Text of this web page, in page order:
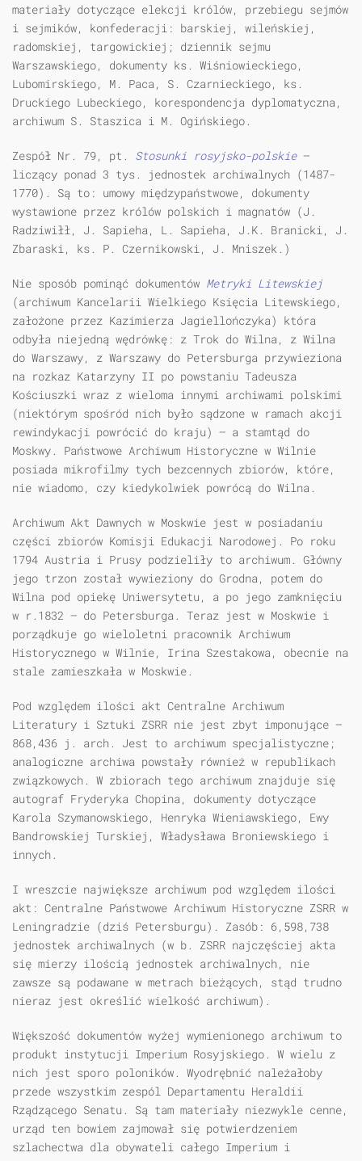
materiały dotyczące elekcji królów, przebiegu sejmów
i sejmików, konfederacji: barskiej, wileńskiej,
radomskiej, targowickiej; dziennik sejmu
Warszawskiego, dokumenty ks. Wiśniowieckiego,
Lubomirskiego, M. Paca, S. Czarnieckiego, ks.
Druckiego Lubeckiego, korespondencja dyplomatyczna,
archiwum S. Staszica i M. Ogińskiego.
Zespół Nr. 79, pt. Stosunki rosyjsko-polskie—
liczący ponad 3 tys. jednostek archiwalnych (1487-
1770). Są to: umowy międzypaństwowe, dokumenty
wystawione przez królów polskich i magnatów (J.
Radziwiłł, J. Sapieha, L. Sapieha, J.K. Branicki, J.
Zbaraski, ks. P. Czernikowski, J. Mniszek.)
Nie sposób pominąć dokumentów Metryki Litewskiej
(archiwum Kancelarii Wielkiego Księcia Litewskiego,
założone przez Kazimierza Jagiellończyka) która
odbyła niejedną wędrówkę: z Trok do Wilna, z Wilna
do Warszawy, z Warszawy do Petersburga przywieziona
na rozkaz Katarzyny II po powstaniu Tadeusza
Kościuszki wraz z wieloma innymi archiwami polskimi
(niektórym spośród nich było sądzone w ramach akcji
rewindykacji powrócić do kraju) — a stamtąd do
Moskwy. Państwowe Archiwum Historyczne w Wilnie
posiada mikrofilmy tych bezcennych zbiorów, które,
nie wiadomo, czy kiedykolwiek powrócą do Wilna.
Archiwum Akt Dawnych w Moskwie jest w posiadaniu
części zbiorów Komisji Edukacji Narodowej. Po roku
1794 Austria i Prusy podzieliły to archiwum. Główny
jego trzon został wywieziony do Grodna, potem do
Wilna pod opiekę Uniwersytetu, a po jego zamknięciu
w r.1832 — do Petersburga. Teraz jest w Moskwie i
porządkuje go wieloletni pracownik Archiwum
Historycznego w Wilnie, Irina Szestakowa, obecnie na
stale zamieszkała w Moskwie.
Pod względem ilości akt Centralne Archiwum
Literatury i Sztuki ZSRR nie jest zbyt imponujące —
868,436 j. arch. Jest to archiwum specjalistyczne;
analogiczne archiwa powstały również w republikach
związkowych. W zbiorach tego archiwum znajduje się
autograf Fryderyka Chopina, dokumenty dotyczące
Karola Szymanowskiego, Henryka Wieniawskiego, Ewy
Bandrowskiej Turskiej, Władysława Broniewskiego i
innych.
I wreszcie największe archiwum pod względem ilości
akt: Centralne Państwowe Archiwum Historyczne ZSRR w
Leningradzie (dziś Petersburgu). Zasób: 6,598,738
jednostek archiwalnych (w b. ZSRR najczęściej akta
się mierzy ilością jednostek archiwalnych, nie
zawsze są podawane w metrach bieżących, stąd trudno
nieraz jest określić wielkość archiwum).
Większość dokumentów wyżej wymienionego archiwum to
produkt instytucji Imperium Rosyjskiego. W wielu z
nich jest sporo poloników. Wyodrębnić należałoby
przede wszystkim zespól Departamentu Heraldii
Rządzącego Senatu. Są tam materiały niezwykle cenne,
urząd ten bowiem zajmował się potwierdzeniem
szlachectwa dla obywateli całego Imperium i